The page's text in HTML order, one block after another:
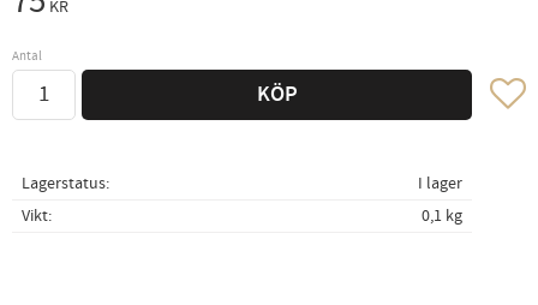
KR
Antal
KÖP Lägg
Lagerstatus
I lager
Vikt
0,1 kg